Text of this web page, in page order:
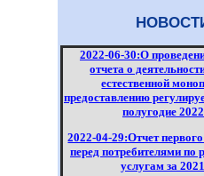
2022-06-30:О
отчета о
естественной
предоставлению
полугодие
2022-04-29:Отчет
перед потребителями по
услугам за